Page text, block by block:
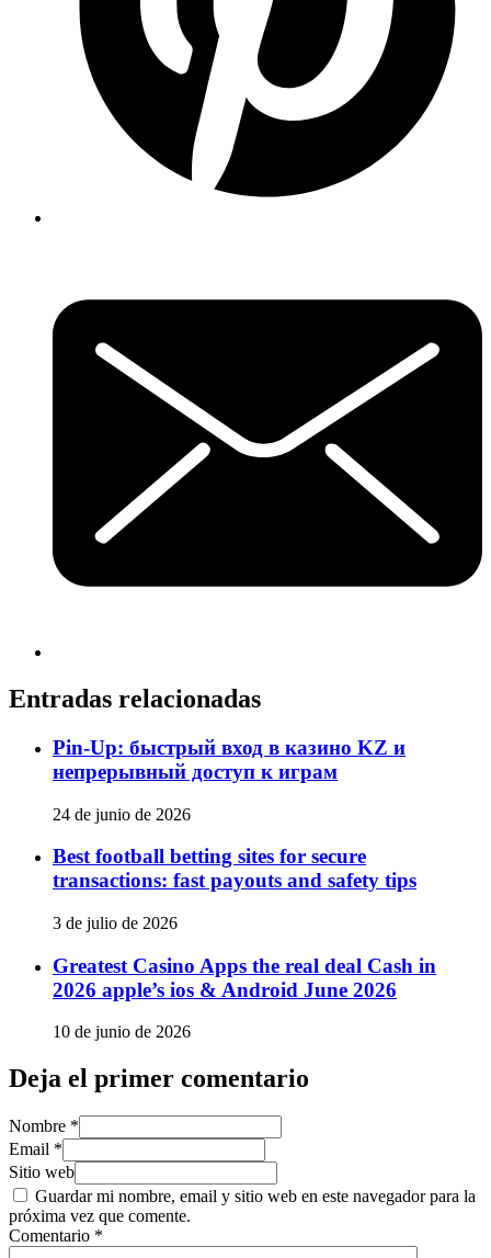
Entradas relacionadas
Pin-Up: быстрый вход в казино KZ и
непрерывный доступ к играм
24 de junio de 2026
Best football betting sites for secure
transactions: fast payouts and safety tips
3 de julio de 2026
Greatest Casino Apps the real deal Cash in
2026 apple’s ios & Android June 2026
10 de junio de 2026
Deja el primer comentario
Nombre *
Email *
Sitio web
Guardar mi nombre, email y sitio web en este navegador para la
próxima vez que comente.
Comentario *